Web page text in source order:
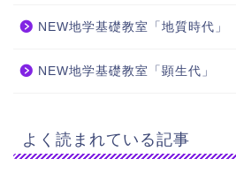
NEW地学基礎教室「地質時代」
NEW地学基礎教室「顕生代」
よく読まれている記事